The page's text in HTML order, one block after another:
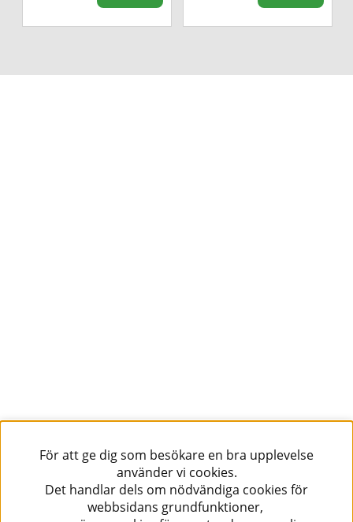
För att ge dig som besökare en bra upplevelse
använder vi cookies.
Det handlar dels om nödvändiga cookies för
webbsidans grundfunktioner,